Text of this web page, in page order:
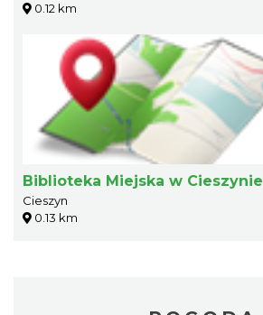
0.12 km
Biblioteka Miejska w Cieszynie
Cieszyn
0.13 km